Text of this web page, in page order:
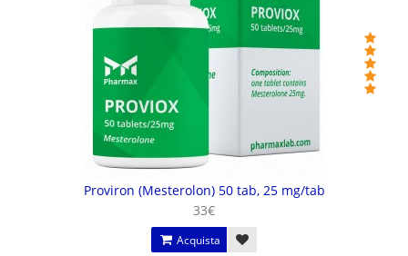
Proviron (Mesterolon) 50 tab, 25 mg/tab
33€
Acquista